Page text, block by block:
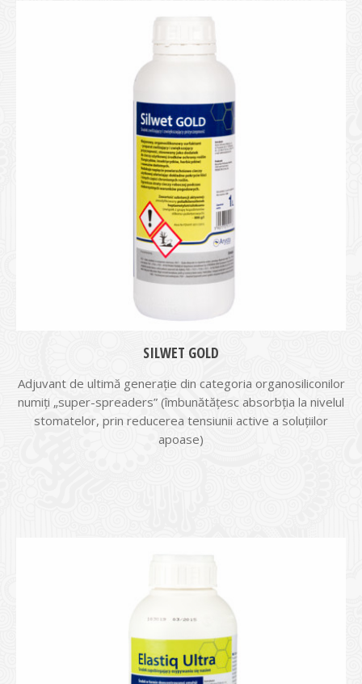
SILWET GOLD
Adjuvant de ultimă generație din categoria organosiliconilor
numiți „super-spreaders” (îmbunătățesc absorbția la nivelul
stomatelor, prin reducerea tensiunii active a soluțiilor
apoase)